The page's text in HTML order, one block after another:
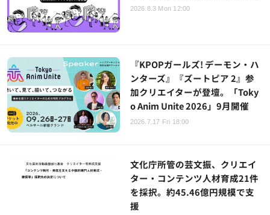
2026.8.3 Mon 12:00
『KPOPガールズ! デーモン・ハ
ンターズ』『ズートピア 2』参
加クリエイターが登壇。「Toky
o Anim Unite 2026」9月開催
2026.7.17 Fri 18:00
文化庁所管の芸文振、クリエイ
ター・コンテンツ人材育成21件
を採択。約45.46億円規模で支
援